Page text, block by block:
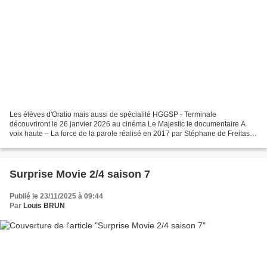
Les élèves d'Oratio mais aussi de spécialité HGGSP - Terminale
découvriront le 26 janvier 2026 au cinéma Le Majestic le documentaire A
voix haute – La force de la parole réalisé en 2017 par Stéphane de Freitas et
Surprise Movie 2/4 saison 7
Publié le 23/11/2025 à 09:44
Par Louis BRUN